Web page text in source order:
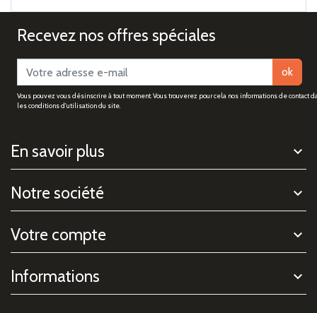
Recevez nos offres spéciales
ok
Vous pouvez vous désinscrire à tout moment. Vous trouverez pour cela nos informations de contact
les conditions d'utilisation du site.
En savoir plus
Notre société
Votre compte
Informations